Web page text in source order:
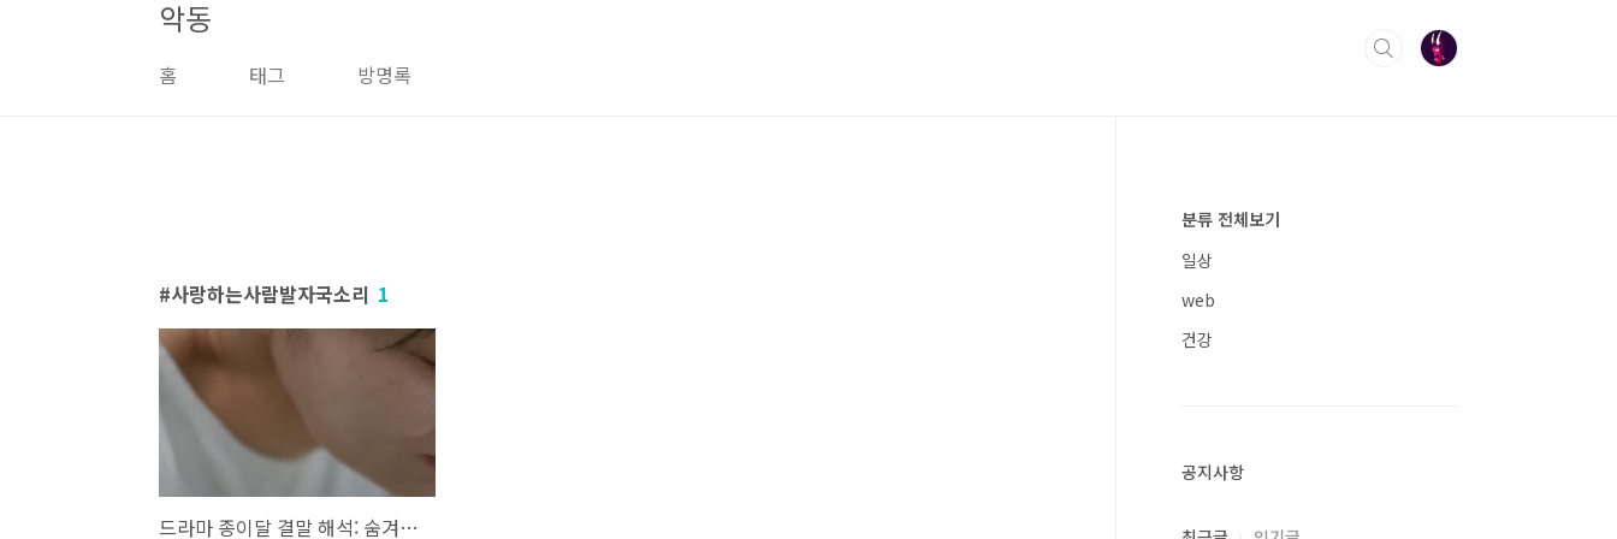
악동
홈 태그 방명록
사랑하는사람발자국소리 1
드라마 종이달 결말 해석: 숨겨진 의미와 상징적 메시지
분류 전체보기
일상
web
건강
공지사항